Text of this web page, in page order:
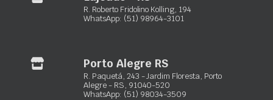
Equipamentos de locação para construção civil
(51) 3103-0033
R. Roberto Fridolino Kolling, 194
WhatsApp: (51) 98964-3101
Porto Alegre RS
R. Paquetá, 243 - Jardim Floresta, Porto
Alegre - RS, 91040-520
WhatsApp: (51) 98034-3509